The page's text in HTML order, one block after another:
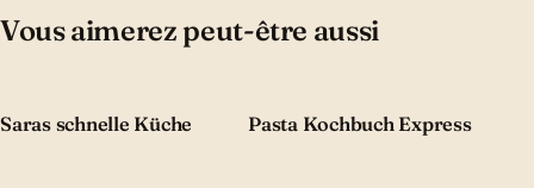
Vous aimerez peut-être aussi
Saras schnelle Küche Pasta Kochbuch Express